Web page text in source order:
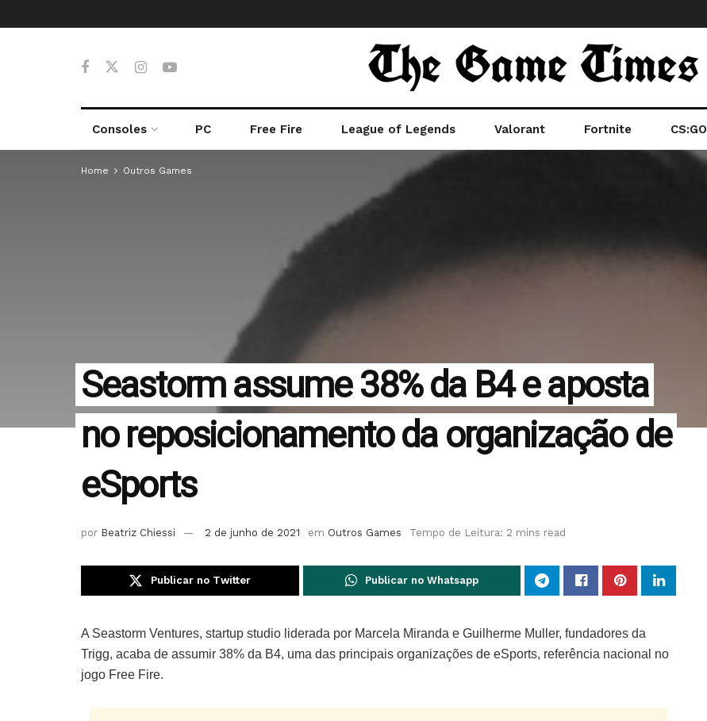
Consoles PC Free Fire League of Legends Valorant Fortnite CS:GO
Home Outros Games
Seastorm assume 38% da B4 e aposta
no reposicionamento da organização de
eSports
por Beatriz Chiessi 2 de junho de 2021 em Outros Games Tempo de Leitura: 2 mins read
Publicar no Twitter Publicar no Whatsapp
A Seastorm Ventures, startup studio liderada por Marcela Miranda e Guilherme Muller, fundadores da
Trigg, acaba de assumir 38% da B4, uma das principais organizações de eSports, referência nacional no
jogo Free Fire.